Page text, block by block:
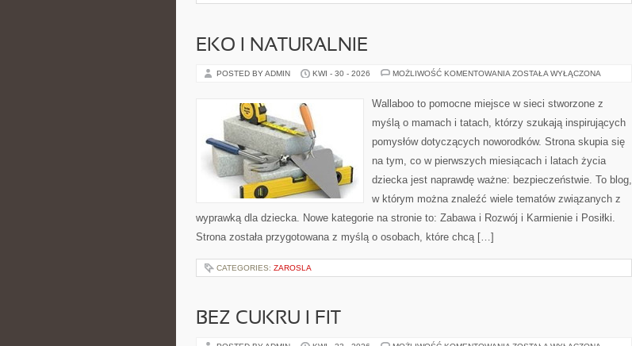
EKO I NATURALNIE
POSTED BY ADMIN KWI - 30 - 2026 MOŻLIWOŚĆ KOMENTOWANIA EKO
ZOSTAŁA WYŁĄCZONA
Wallaboo to pomocne miejsce w sieci stworzone z
myślą o mamach i tatach, którzy szukają inspirujących
pomysłów dotyczących noworodków. Strona skupia się
na tym, co w pierwszych miesiącach i latach życia
dziecka jest naprawdę ważne: bezpieczeństwie. To blog,
w którym można znaleźć wiele tematów związanych z
wyprawką dla dziecka. Nowe kategorie na stronie to: Zabawa i Rozwój i Karmienie i Posiłki.
Strona została przygotowana z myślą o osobach, które chcą […]
CATEGORIES: ZAROSLA
BEZ CUKRU I FIT